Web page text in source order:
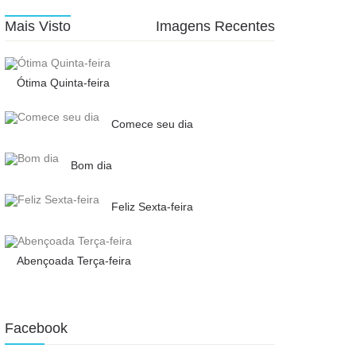
Mais Visto Imagens Recentes
Ótima Quinta-feira
Comece seu dia
Bom dia
Feliz Sexta-feira
Abençoada Terça-feira
Facebook